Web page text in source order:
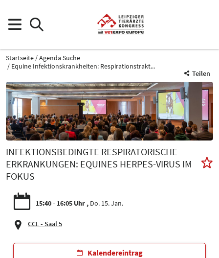
Startseite
Agenda Suche
Equine Infektionskrankheiten: Respirationstrakt...
Teilen
INFEKTIONSBEDINGTE RESPIRATORISCHE
ERKRANKUNGEN: EQUINES HERPES-VIRUS IM
FOKUS
15:40 - 16:05 Uhr Do. 15. Jan.
CCL - Saal 5
Kalendereintrag